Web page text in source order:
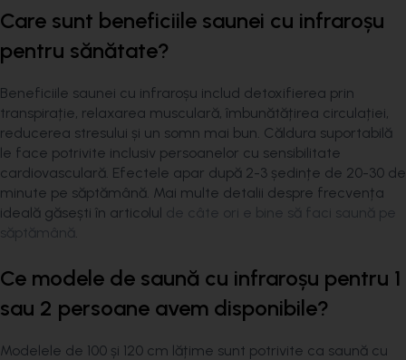
Care sunt beneficiile saunei cu infraroșu
pentru sănătate?
Beneficiile saunei cu infraroșu includ detoxifierea prin
transpirație, relaxarea musculară, îmbunătățirea circulației,
reducerea stresului și un somn mai bun. Căldura suportabilă
le face potrivite inclusiv persoanelor cu sensibilitate
cardiovasculară. Efectele apar după 2-3 ședințe de 20-30 de
minute pe săptămână. Mai multe detalii despre frecvența
ideală găsești în articolul de câte ori e bine să faci saună pe
săptămână .
Ce modele de saună cu infraroșu pentru 1
sau 2 persoane avem disponibile?
Modelele de 100 și 120 cm lățime sunt potrivite ca saună cu